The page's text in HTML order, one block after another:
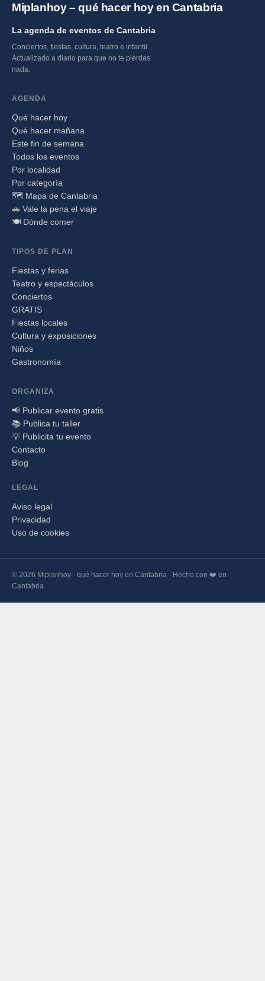
Miplanhoy – qué hacer hoy en Cantabria
La agenda de eventos de Cantabria
Conciertos, fiestas, cultura, teatro e infantil.
Actualizado a diario para que no te pierdas
nada.
AGENDA
Qué hacer hoy
Qué hacer mañana
Este fin de semana
Todos los eventos
Por localidad
Por categoría
🗺️ Mapa de Cantabria
🚗 Vale la pena el viaje
🍽️ Dónde comer
TIPOS DE PLAN
Fiestas y ferias
Teatro y espectáculos
Conciertos
GRATIS
Fiestas locales
Cultura y exposiciones
Niños
Gastronomía
ORGANIZA
📢 Publicar evento gratis
📚 Publica tu taller
💡 Publicita tu evento
Contacto
Blog
LEGAL
Aviso legal
Privacidad
Uso de cookies
© 2026 Miplanhoy - qué hacer hoy en Cantabria · Hecho con ❤️ en
Cantabria